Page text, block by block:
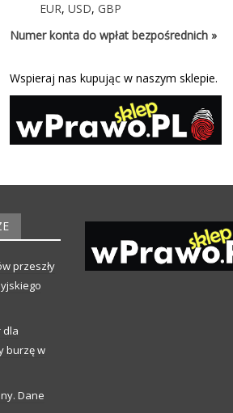
EUR,USD,GBP
Numer konta do wpłat bezpośrednich »
Wspieraj nas kupując w naszym sklepie.
przeszły
dla
burzę w
Dane